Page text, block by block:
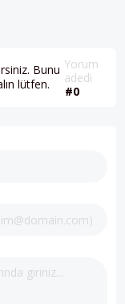
Bunu
lütfen.
Yorum
adedi
#0